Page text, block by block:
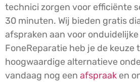
technici zorgen voor efficiënte
30 minuten. Wij bieden gratis
afspraken aan voor
FoneReparatie heb je de keuze
hoogwaardige alternatieve
vandaag nog een afspraak en